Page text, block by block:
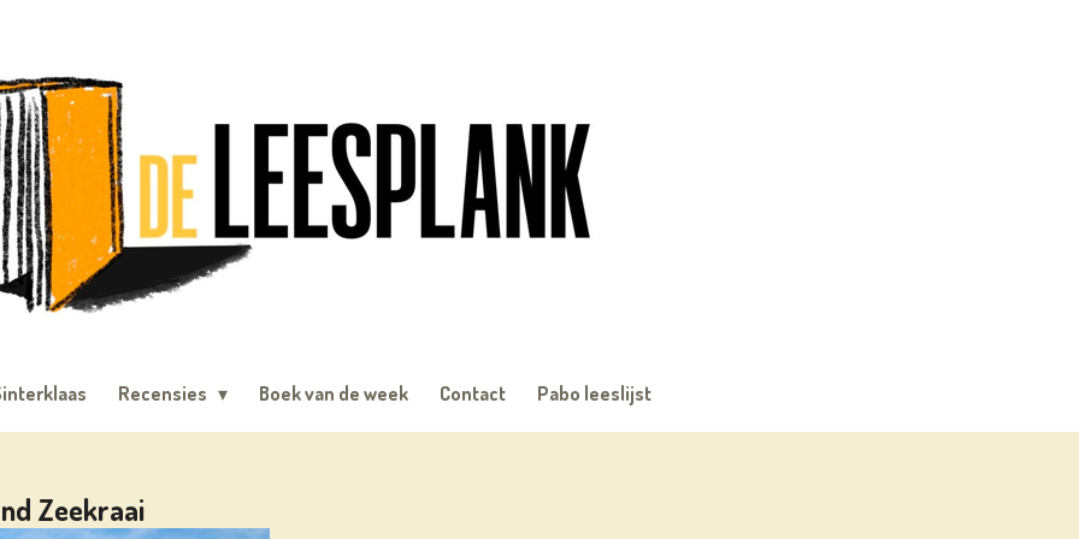
Recensies Boek van de week Contact Pabo leeslijst
Zeekraai